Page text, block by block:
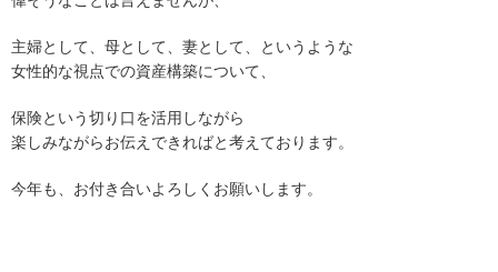
主婦として、母として、妻として、というような
女性的な視点での資産構築について、
保険という切り口を活用しながら
楽しみながらお伝えできればと考えております。
今年も、お付き合いよろしくお願いします。